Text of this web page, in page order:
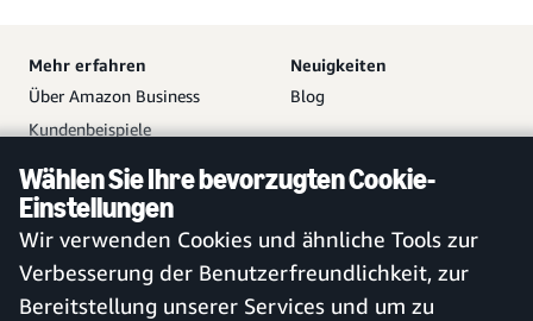
Wählen Sie Ihre bevorzugten Cookie-
Einstellungen
Wir verwenden Cookies und ähnliche Tools zur
Verbesserung der Benutzerfreundlichkeit, zur
Bereitstellung unserer Services und um zu
Mehr erfahren
Über Amazon Business
Kundenbeispiele
Neuigkeiten
Blog
Hilfe
Vetrieb kontaktieren
Hilfe und Kundendienst
Sitemap
Ihr Amazon Business
Kostenloses Konto erstellen
Bei bestehendem Konto
anmelden